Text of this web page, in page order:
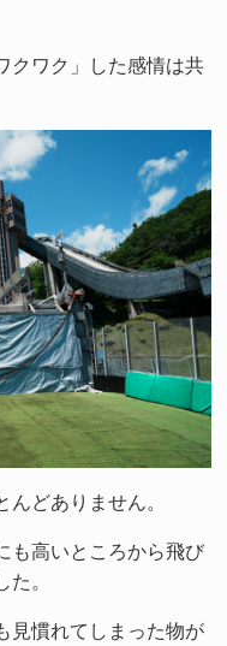
クワク」した感情は共
どありません。
も高いところから飛び
。
見慣れてしまった物が